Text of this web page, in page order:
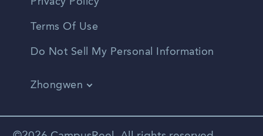
Terms Of Use
Do Not Sell My Personal Information
Zhongwen
English
Vietnamese